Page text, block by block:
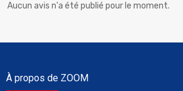
Aucun avis n'a été publié pour le moment.
À propos de ZOOM